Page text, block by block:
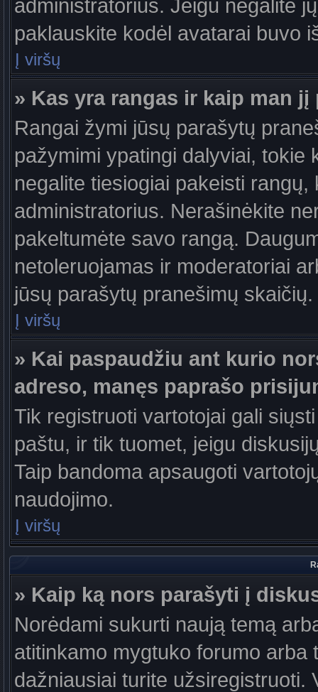
administratorius. Jeigu negalite
paklauskite kodėl avatarai buvo
Į viršų
» Kas yra rangas ir kaip man
Rangai žymi jūsų parašytų
pažymimi ypatingi dalyviai, tokie
negalite tiesiogiai pakeisti
administratorius. Nerašinėkite
pakeltumėte savo rangą.
netoleruojamas ir moderatoriai
jūsų parašytų pranešimų skaičių.
Į viršų
» Kai paspaudžiu ant kurio
adreso, manęs paprašo
Tik registruoti vartotojai gali
paštu, ir tik tuomet, jeigu
Taip bandoma apsaugoti
naudojimo.
Į viršų
» Kaip ką nors parašyti į
Norėdami sukurti naują temą
atitinkamo mygtuko forumo
dažniausiai turite užsiregistruoti.